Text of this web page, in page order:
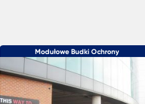
Modułowe Budki Ochrony